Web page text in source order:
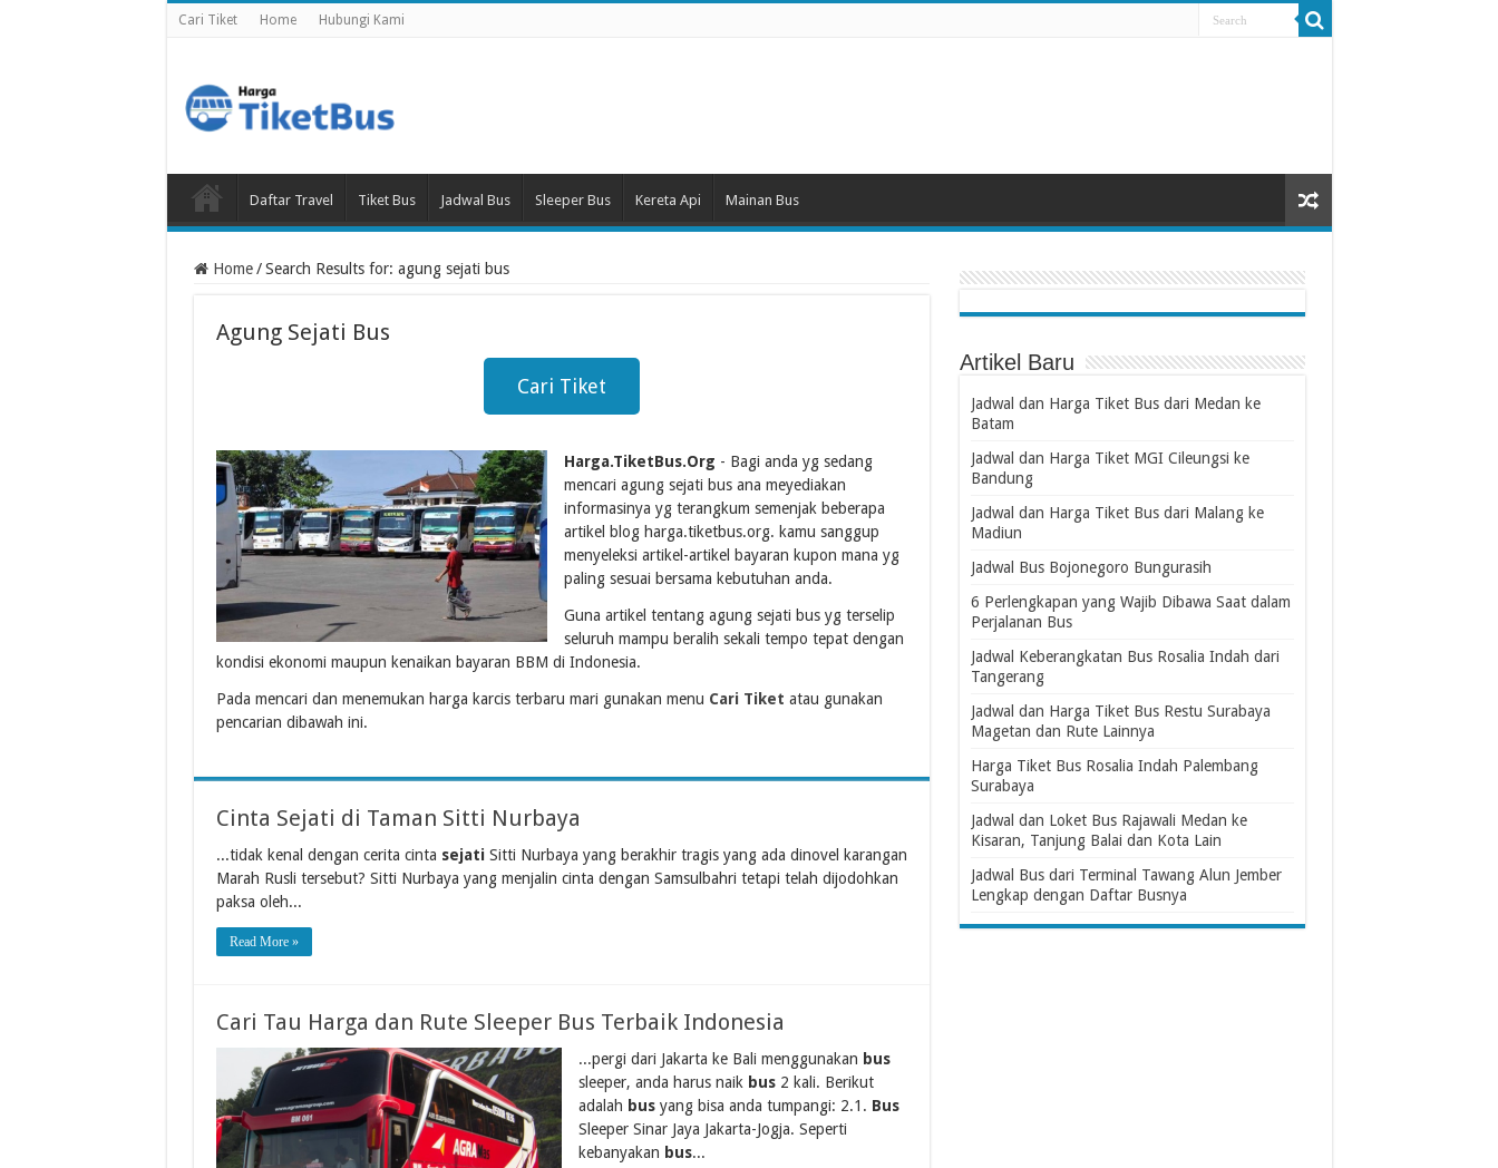
Cari Tiket Home Hubungi Kami
Daftar Travel Tiket Bus Jadwal Bus Sleeper Bus Kereta Api Mainan Bus
Home / Search Results for: agung sejati bus
Agung Sejati Bus
Cari Tiket
Harga.TiketBus.Org - Bagi anda yg sedang
mencari agung sejati bus ana meyediakan
informasinya yg terangkum semenjak beberapa
artikel blog harga.tiketbus.org. kamu sanggup
menyeleksi artikel-artikel bayaran kupon mana yg
paling sesuai bersama kebutuhan anda.
Guna artikel tentang agung sejati bus yg terselip
seluruh mampu beralih sekali tempo tepat dengan
kondisi ekonomi maupun kenaikan bayaran BBM di Indonesia.
Pada mencari dan menemukan harga karcis terbaru mari gunakan menu Cari Tiket atau gunakan
pencarian dibawah ini.
Cinta Sejati di Taman Sitti Nurbaya
...tidak kenal dengan cerita cinta sejatiSitti Nurbaya yang berakhir tragis yang ada dinovel karangan
Marah Rusli tersebut? Sitti Nurbaya yang menjalin cinta dengan Samsulbahri tetapi telah dijodohkan
paksa oleh...
Read More »
Cari Tau Harga dan Rute Sleeper Bus Terbaik Indonesia
...pergi dari Jakarta ke Bali menggunakan bus
sleeper, anda harus naik bus2 kali. Berikut
adalah busyang bisa anda tumpangi: 2.1. Bus
Sleeper Sinar Jaya Jakarta-Jogja. Seperti
kebanyakan bus...
Artikel Baru
Jadwal dan Harga Tiket Bus dari Medan ke
Batam
Jadwal dan Harga Tiket MGI Cileungsi ke
Bandung
Jadwal dan Harga Tiket Bus dari Malang ke
Madiun
Jadwal Bus Bojonegoro Bungurasih
6 Perlengkapan yang Wajib Dibawa Saat dalam
Perjalanan Bus
Jadwal Keberangkatan Bus Rosalia Indah dari
Tangerang
Jadwal dan Harga Tiket Bus Restu Surabaya
Magetan dan Rute Lainnya
Harga Tiket Bus Rosalia Indah Palembang
Surabaya
Jadwal dan Loket Bus Rajawali Medan ke
Kisaran, Tanjung Balai dan Kota Lain
Jadwal Bus dari Terminal Tawang Alun Jember
Lengkap dengan Daftar Busnya